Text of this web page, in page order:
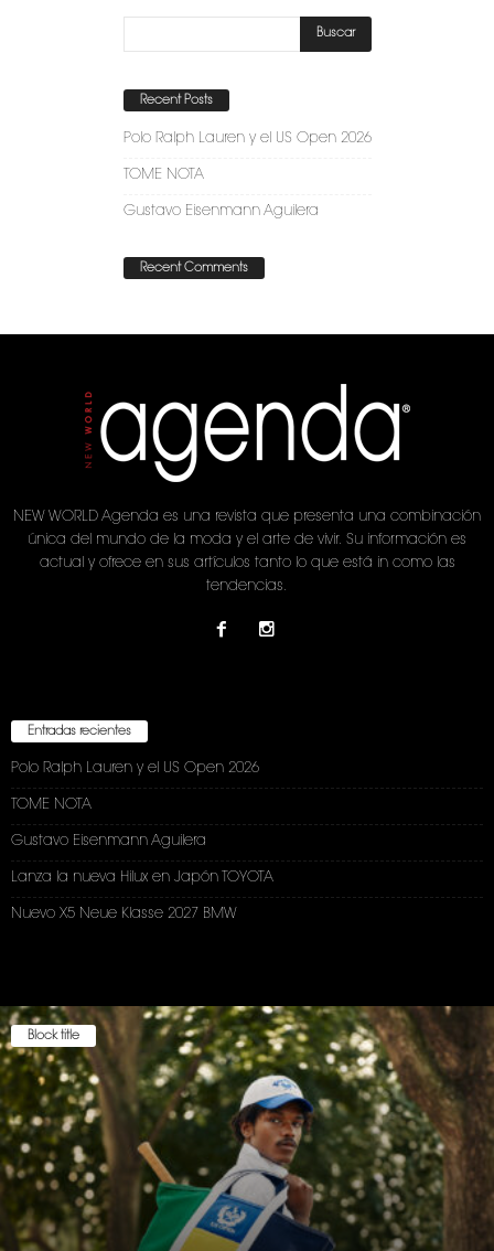
Recent Posts
Polo Ralph Lauren y el US Open 2026
TOME NOTA
Gustavo Eisenmann Aguilera
Recent Comments
NEW WORLD Agenda es una revista que presenta una combinación
única del mundo de la moda y el arte de vivir. Su información es
actual y ofrece en sus artículos tanto lo que está in como las
tendencias.
Entradas recientes
Polo Ralph Lauren y el US Open 2026
TOME NOTA
Gustavo Eisenmann Aguilera
Lanza la nueva Hilux en Japón TOYOTA
Nuevo X5 Neue Klasse 2027 BMW
Block title